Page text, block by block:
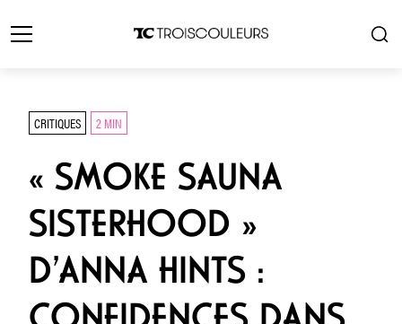
CRITIQUES 2 MIN
« SMOKE SAUNA
SISTERHOOD »
D’ANNA HINTS :